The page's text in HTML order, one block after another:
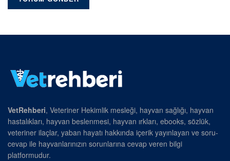
VetRehberi, Veteriner Hekimlik mesleği, hayvan sağlığı, hayvan
hastalıkları, hayvan beslenmesi, hayvan ırkları, ebooks, sözlük,
veteriner ilaçlar, yaban hayatı hakkında içerik yayınlayan ve soru-
cevap ile hayvanlarınızın sorunlarına cevap veren bilgi
platformudur.